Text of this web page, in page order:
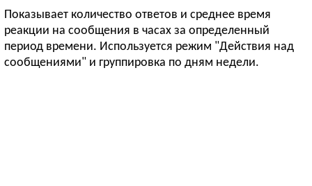
Показывает количество ответов и среднее время
реакции на сообщения в часах за определенный
период времени. Используется режим "Действия над
сообщениями" и группировка по дням недели.